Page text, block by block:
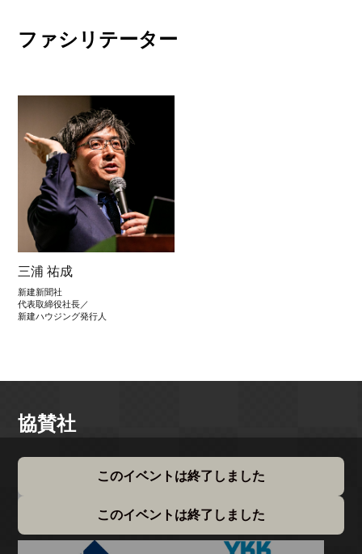
ファシリテーター
三浦 祐成
新建新聞社
代表取締役社長／
新建ハウジング発行人
協賛社
このイベントは終了しました
このイベントは終了しました